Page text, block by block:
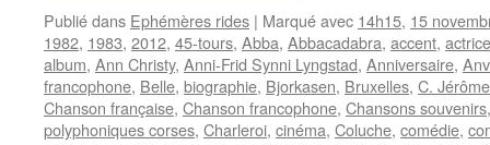
Publié dans Ephémères rides | Marqué avec 14h15, 15
1982, 1983, 2012, 45-tours, Abba, Abbacadabra, accent, actrice
album, Ann Christy, Anni-Frid Synni Lyngstad, Anniversaire,
francophone, Belle, biographie, Bjorkasen, Bruxelles, C. Jérôme
Chanson française, Chanson francophone, Chansons souvenirs
polyphoniques corses, Charleroi, cinéma, Coluche, comédie,